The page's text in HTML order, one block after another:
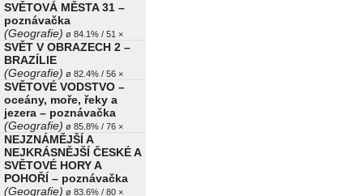
SVĚTOVÁ MĚSTA 31 –
poznávačka
(Geografie) ø 84.1% / 51 ×
SVĚT V OBRAZECH 2 –
BRAZÍLIE
(Geografie) ø 82.4% / 56 ×
SVĚTOVÉ VODSTVO –
oceány, moře, řeky a
jezera – poznávačka
(Geografie) ø 85.8% / 76 ×
NEJZNÁMĚJŠÍ A
NEJKRÁSNĚJŠÍ ČESKÉ A
SVĚTOVÉ HORY A
POHOŘÍ – poznávačka
(Geografie) ø 83.6% / 80 ×